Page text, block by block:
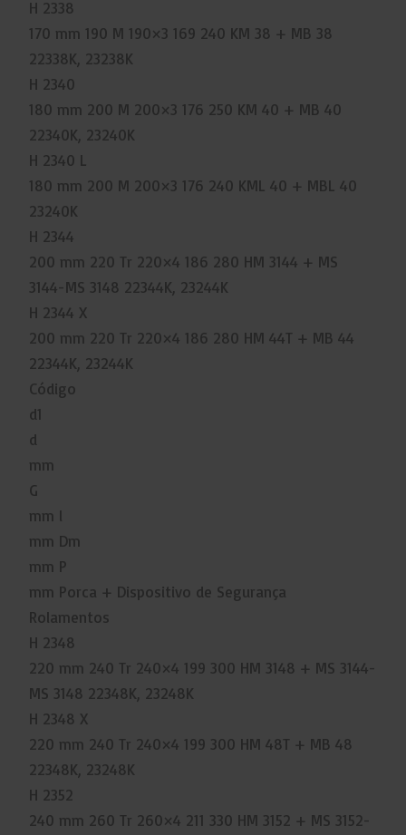
H 2338
170 mm 190 M 190×3 169 240 KM 38 + MB 38
22338K, 23238K
H 2340
180 mm 200 M 200×3 176 250 KM 40 + MB 40
22340K, 23240K
H 2340 L
180 mm 200 M 200×3 176 240 KML 40 + MBL 40
23240K
H 2344
200 mm 220 Tr 220×4 186 280 HM 3144 + MS
3144-MS 3148 22344K, 23244K
H 2344 X
200 mm 220 Tr 220×4 186 280 HM 44T + MB 44
22344K, 23244K
Código
d1
d
mm
G
mm l
mm Dm
mm P
mm Porca + Dispositivo de Segurança
Rolamentos
H 2348
220 mm 240 Tr 240×4 199 300 HM 3148 + MS 3144-
MS 3148 22348K, 23248K
H 2348 X
220 mm 240 Tr 240×4 199 300 HM 48T + MB 48
22348K, 23248K
H 2352
240 mm 260 Tr 260×4 211 330 HM 3152 + MS 3152-